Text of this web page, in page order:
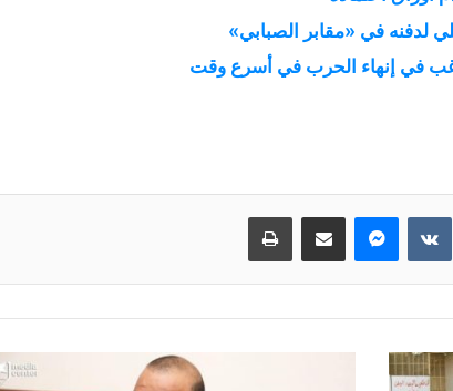
لدفنه في «مقابر الصبابي»
يرغب في إنهاء الحرب في أسرع وقت
ماسنجر مشاركة عبر البريد طباعة